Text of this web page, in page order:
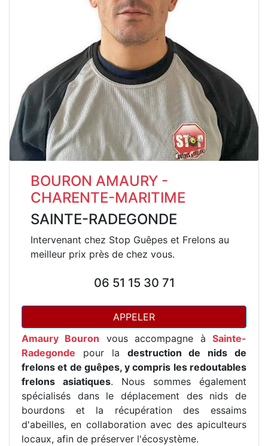
BOURON AMAURY -
CHARENTE-MARITIME
SAINTE-RADEGONDE
Intervenant chez Stop Guêpes et Frelons au
meilleur prix près de chez vous.
06 51 15 30 71
APPELER
Amaury Bouron vous accompagne àSainte-
Radegonde pour la destruction de nids de
frelons et de guêpes, y compris les redoutables
frelons asiatiques. Nous sommes également
spécialisés dans le déplacement des nids de
bourdons et la récupération des essaims
d'abeilles, en collaboration avec des apiculteurs
locaux, afin de préserver l'écosystème.